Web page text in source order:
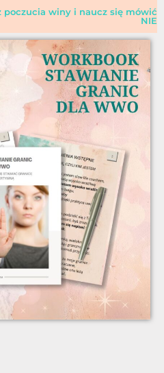
poczucia winy i naucz się mówić
NIE